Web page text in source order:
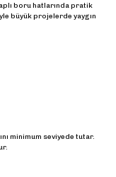
boru hatlarında pratik
büyük projelerde yaygın
minimum seviyede tutar.